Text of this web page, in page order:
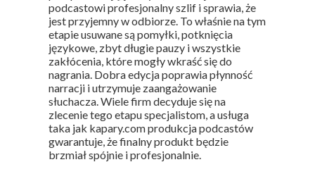
podcastowi profesjonalny szlif i sprawia, że
jest przyjemny w odbiorze. To właśnie na tym
etapie usuwane są pomyłki, potknięcia
językowe, zbyt długie pauzy i wszystkie
zakłócenia, które mogły wkraść się do
nagrania. Dobra edycja poprawia płynność
narracji i utrzymuje zaangażowanie
słuchacza. Wiele firm decyduje się na
zlecenie tego etapu specjalistom, a usługa
taka jak kapary.com produkcja podcastów
gwarantuje, że finalny produkt będzie
brzmiał spójnie i profesjonalnie.